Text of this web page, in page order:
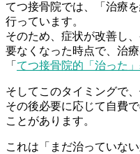
てつ接骨院では、「治療
行っています。
そのため、症状が改善し
要なくなった時点で、治療
「 てつ接骨院的「治った
そしてこのタイミングで
その後必要に応じて自費
ことがあります。
これは「まだ治っていな